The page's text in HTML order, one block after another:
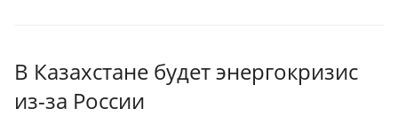
В Казахстане будет энергокризис
из-за России